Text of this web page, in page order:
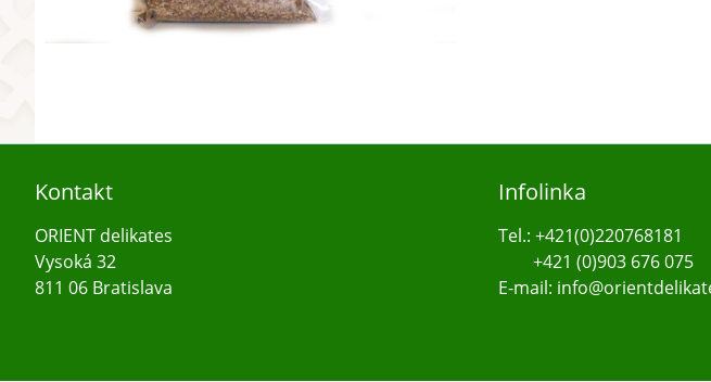
Kontakt
ORIENT delikates
Vysoká 32
811 06 Bratislava
Infolinka
Tel.: +421(0)220768181
+421 (0)903 676 075
E-mail: